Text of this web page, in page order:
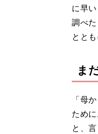
に早
調べ
とと
ま
「母
ため
と、